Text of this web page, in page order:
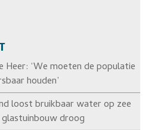
Heer: ‘We moeten de populatie
houden’
loost bruikbaar water op zee
droog